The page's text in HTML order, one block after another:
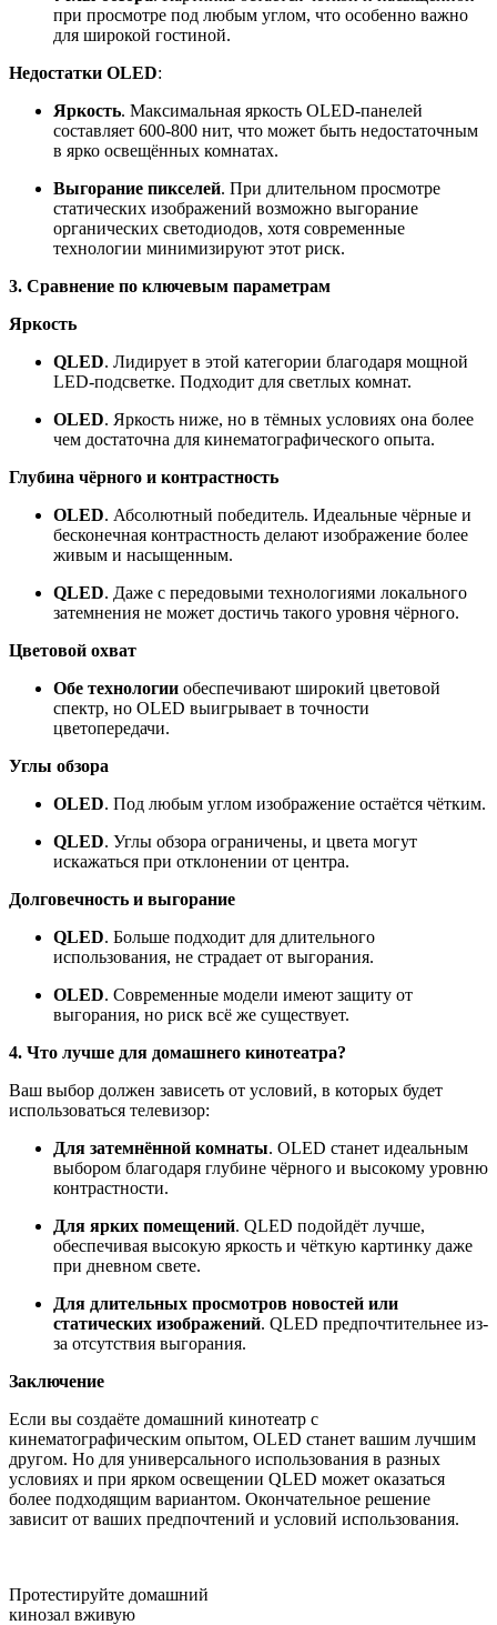
при просмотре под любым углом, что особенно важно
для широкой гостиной.
Недостатки OLED:
Яркость. Максимальная яркость OLED-панелей
составляет 600-800 нит, что может быть недостаточным
в ярко освещённых комнатах.
Выгорание пикселей. При длительном просмотре
статических изображений возможно выгорание
органических светодиодов, хотя современные
технологии минимизируют этот риск.
3. Сравнение по ключевым параметрам
Яркость
QLED. Лидирует в этой категории благодаря мощной
LED-подсветке. Подходит для светлых комнат.
OLED. Яркость ниже, но в тёмных условиях она более
чем достаточна для кинематографического опыта.
Глубина чёрного и контрастность
OLED. Абсолютный победитель. Идеальные чёрные и
бесконечная контрастность делают изображение более
живым и насыщенным.
QLED. Даже с передовыми технологиями локального
затемнения не может достичь такого уровня чёрного.
Цветовой охват
Обе технологии обеспечивают широкий цветовой
спектр, но OLED выигрывает в точности
цветопередачи.
Углы обзора
OLED. Под любым углом изображение остаётся чётким.
QLED. Углы обзора ограничены, и цвета могут
искажаться при отклонении от центра.
Долговечность и выгорание
QLED. Больше подходит для длительного
использования, не страдает от выгорания.
OLED. Современные модели имеют защиту от
выгорания, но риск всё же существует.
4. Что лучше для домашнего кинотеатра?
Ваш выбор должен зависеть от условий, в которых будет
использоваться телевизор:
Для затемнённой комнаты. OLED станет идеальным
выбором благодаря глубине чёрного и высокому уровню
контрастности.
Для ярких помещений. QLED подойдёт лучше,
обеспечивая высокую яркость и чёткую картинку даже
при дневном свете.
Для длительных просмотров новостей или
статических изображений. QLED предпочтительнее из-
за отсутствия выгорания.
Заключение
Если вы создаёте домашний кинотеатр с
кинематографическим опытом, OLED станет вашим лучшим
другом. Но для универсального использования в разных
условиях и при ярком освещении QLED может оказаться
более подходящим вариантом. Окончательное решение
зависит от ваших предпочтений и условий использования.
Протестируйте домашний
кинозал вживую